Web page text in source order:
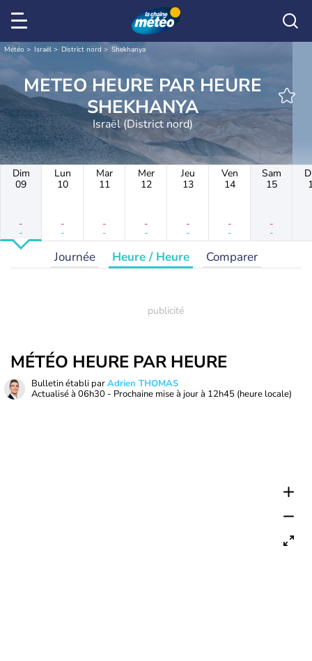
Météo Israël District nord Shekhanya
METEO HEURE PAR HEURE
SHEKHANYA
Israël (District nord)
Dim
09
-
-
Lun
10
-
-
Mar
11
-
-
Mer
12
-
-
Jeu
13
-
-
Ven
14
-
-
Sam
15
-
-
Journée Heure / Heure Comparer
MÉTÉO HEURE PAR HEURE
Bulletin établi parAdrien THOMAS
Actualisé à 06h30 - Prochaine mise à jour à 12h45 (heure locale)